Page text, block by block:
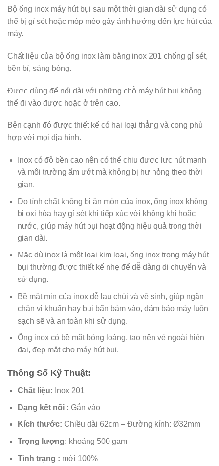
Bộ ống inox máy hút bụi sau một thời gian dài sử dụng có
thể bị gỉ sét hoặc móp méo gây ảnh hưởng đến lực hút của
máy.
Chất liệu của bộ ống inox làm bằng inox 201 chống gỉ sét,
bền bỉ, sáng bóng.
Được dùng để nối dài với những chỗ máy hút bụi không
thể đi vào được hoặc ở trên cao.
Bên cạnh đó được thiết kế có hai loại thẳng và cong phù
hợp với mọi địa hình.
Inox có độ bền cao nên có thể chịu được lực hút mạnh
và môi trường ẩm ướt mà không bị hư hỏng theo thời
gian.
Do tính chất không bị ăn mòn của inox, ống inox không
bị oxi hóa hay gỉ sét khi tiếp xúc với không khí hoặc
nước, giúp máy hút bụi hoạt động hiệu quả trong thời
gian dài.
Mặc dù inox là một loại kim loại, ống inox trong máy hút
bụi thường được thiết kế nhẹ để dễ dàng di chuyển và
sử dụng.
Bề mặt mịn của inox dễ lau chùi và vệ sinh, giúp ngăn
chặn vi khuẩn hay bụi bẩn bám vào, đảm bảo máy luôn
sạch sẽ và an toàn khi sử dụng.
Ống inox có bề mặt bóng loáng, tạo nên vẻ ngoài hiện
đại, đẹp mắt cho máy hút bụi.
Thông Số Kỹ Thuật:
Chất liệu: Inox 201
Dạng kết nối : Gắn vào
Kích thước: Chiều dài 62cm – Đường kính: Ø32mm
Trọng lượng: khoảng 500 gam
Tình trạng : mới 100%